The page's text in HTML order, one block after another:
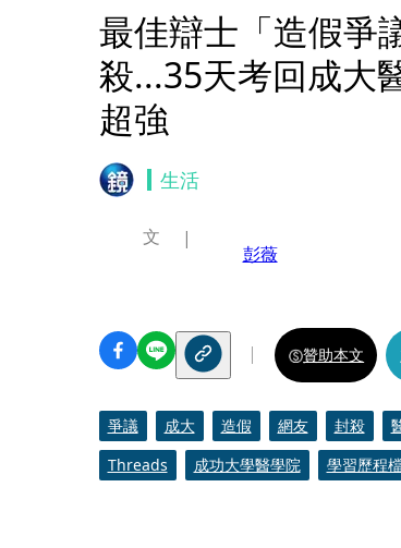
最佳辯士「造假爭
殺...35天考回成
超強
生活
文
彭薇
贊助本文
爭議 成大 造假 網友 封殺
Threads
成功大學醫學院 學習歷程